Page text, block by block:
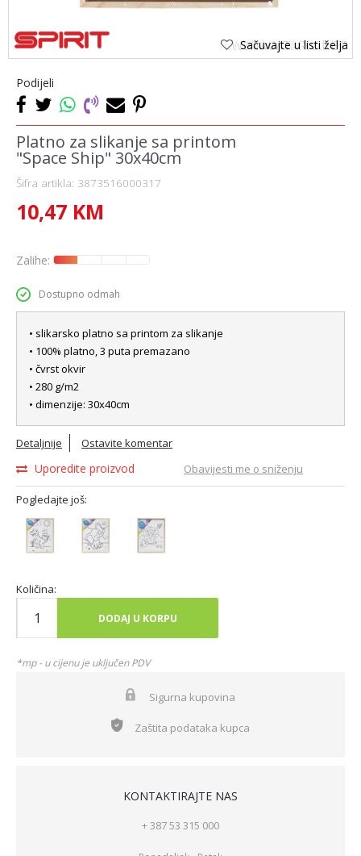
Sačuvajte u listi želja
Podijeli
Platno za slikanje sa printom
"Space Ship" 30x40cm
Šifra artikla: 3873516000317
10,47 KM
Zalihe:
Dostupno odmah
• slikarsko platno sa printom za slikanje
• 100% platno, 3 puta premazano
• čvrst okvir
• 280 g/m2
• dimenzije: 30x40cm
Detaljnije Ostavite komentar
Uporedite proizvod Obavijesti me o sniženju
Pogledajte još:
Količina:
DODAJ U KORPU
*mp - u cijenu je uključen PDV
Sigurna kupovina
Zaštita podataka kupca
KONTAKTIRAJTE NAS
+ 387 53 315 000